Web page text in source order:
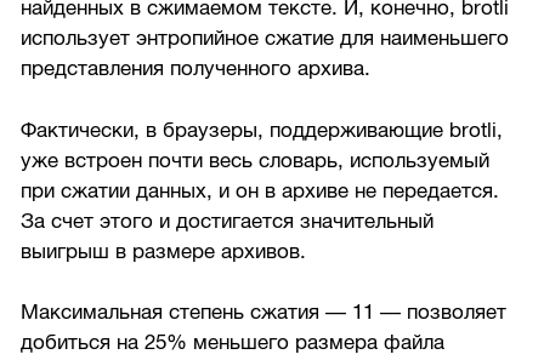
найденных в сжимаемом тексте. И, конечно, brotli
использует энтропийное сжатие для наименьшего
представления полученного архива.
Фактически, в браузеры, поддерживающие brotli,
уже встроен почти весь словарь, используемый
при сжатии данных, и он в архиве не передается.
За счет этого и достигается значительный
выигрыш в размере архивов.
Максимальная степень сжатия — 11 — позволяет
добиться на 25% меньшего размера файла